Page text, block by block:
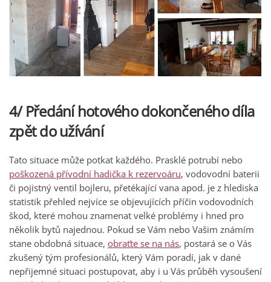
4/ Předání hotového dokončeného díla
zpět do užívání
Tato situace může potkat každého. Prasklé potrubí nebo
poškozená přívodní hadička k rezervoáru, vodovodní baterii
či pojistný ventil bojleru, přetékající vana apod. je z hlediska
statistik přehled nejvíce se objevujících příčin vodovodních
škod, které mohou znamenat velké problémy i hned pro
několik bytů najednou. Pokud se Vám nebo Vašim známím
stane obdobná situace, obraťte se na nás, postará se o Vás
zkušený tým profesionálů, který Vám poradí, jak v dané
nepřijemné situaci postupovat, aby i u Vás průběh vysoušení